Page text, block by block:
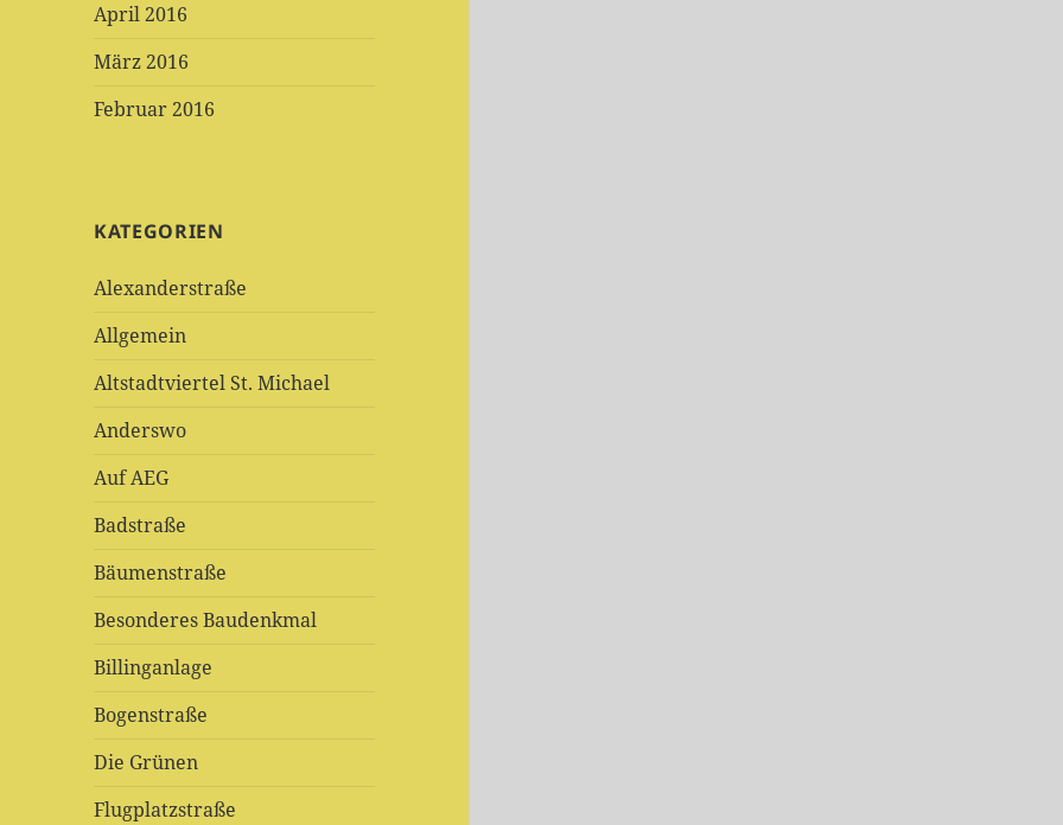
April 2016
März 2016
Februar 2016
KATEGORIEN
Alexanderstraße
Allgemein
Altstadtviertel St. Michael
Anderswo
Auf AEG
Badstraße
Bäumenstraße
Besonderes Baudenkmal
Billinganlage
Bogenstraße
Die Grünen
Flugplatzstraße